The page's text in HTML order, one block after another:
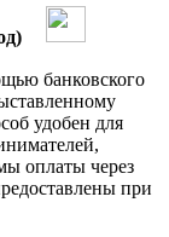
банковского
удобен для
оплаты через
при